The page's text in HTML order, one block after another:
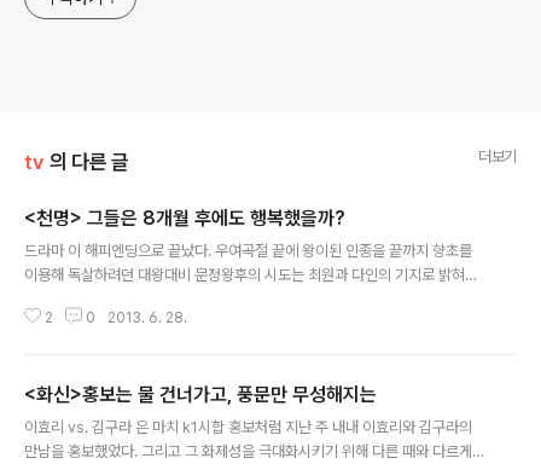
tv 의 다른 글 더보기
<천명> 그들은 8개월 후에도 행복했을까?
드라마 이 해피엔딩으로 끝났다. 우여곡절 끝에 왕이된 인종을 끝까지 향초를
이용해 독살하려던 대왕대비 문정왕후의 시도는 최원과 다인의 기지로 밝혀져,
사랑했지만 그의 곁을 떠나려 했던 다인은 최원과 결실을 맺고 최원과 함께 백
면 씁쓰레 할 것이다. 그도 그럴 것이 드라마에서는 문정왕후의 최후의 독살시
도조차 막아내고 승리를 거둔 인종의 재위 기간이 단 8개월에 불과했다는 걸 알
기 때문이다. 게다가 정사로 확인된 사실은 아니지만, 이덕일의 을 비롯한 책에
2 0 2013. 6. 28.
<화신>홍보는 물 건너가고, 풍문만 무성해지는
이효리 vs. 김구라 은 마치 k1시합 홍보처럼 지난 주 내내 이효리와 김구라의
만남을 홍보했었다. 그리고 그 화제성을 극대화시키기 위해 다른 때와 다르게